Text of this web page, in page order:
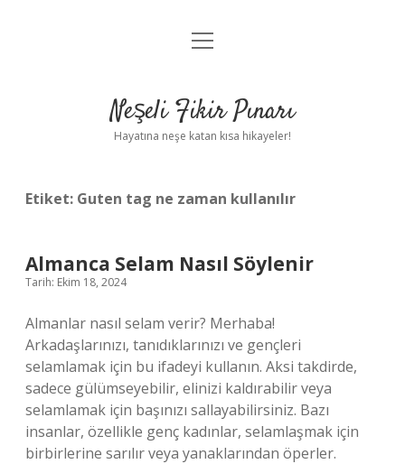
Anasayfa
Yasal Uyarı
menüyü
Neşeli Fikir Pınarı
Hayatına neşe katan kısa hikayeler!
Etiket: Guten tag ne zaman kullanılır
Almanca Selam Nasıl Söylenir
Tarih: Ekim 18, 2024
Almanlar nasıl selam verir? Merhaba!
Arkadaşlarınızı, tanıdıklarınızı ve gençleri
selamlamak için bu ifadeyi kullanın. Aksi takdirde,
sadece gülümseyebilir, elinizi kaldırabilir veya
selamlamak için başınızı sallayabilirsiniz. Bazı
insanlar, özellikle genç kadınlar, selamlaşmak için
birbirlerine sarılır veya yanaklarından öperler.